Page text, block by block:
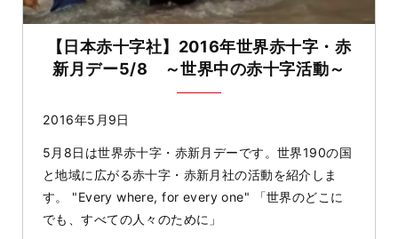
【日本赤十字社】2016年世界赤十字・赤
新月デー5/8 ～世界中の赤十字活動～
2016年5月9日
5月8日は世界赤十字・赤新月デーです。世界190の国
と地域に広がる赤十字・赤新月社の活動を紹介しま
す。 "Every where, for every one" 「世界のどこに
でも、すべての人々のために」